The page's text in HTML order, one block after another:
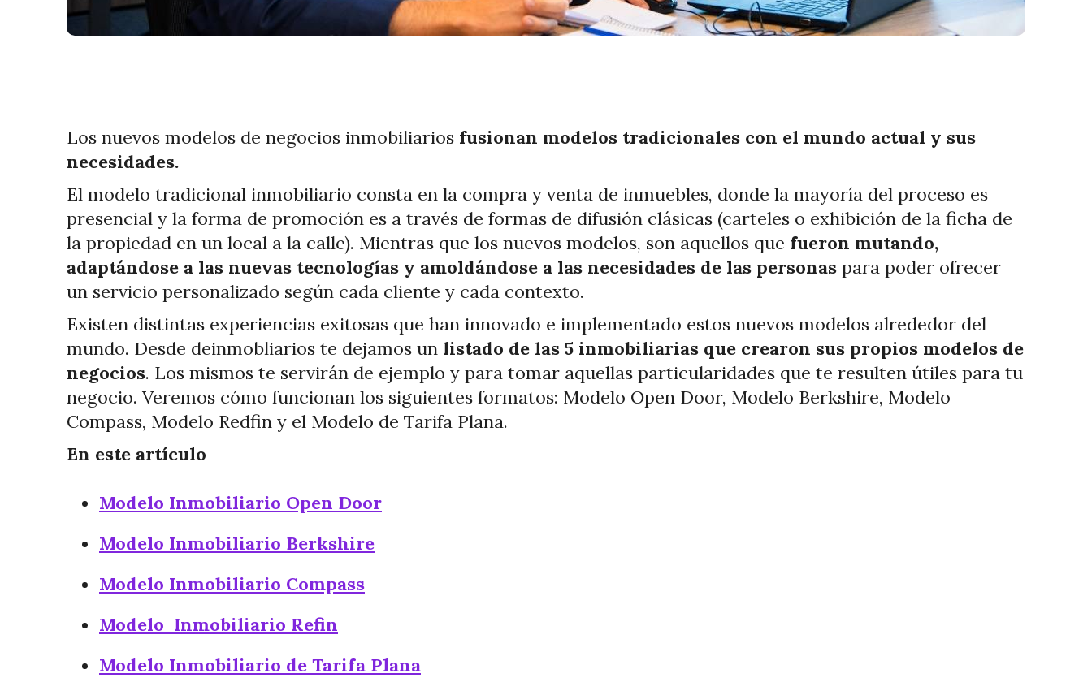
Los nuevos modelos de negocios inmobiliarios fusionan modelos tradicionales con el mundo actual y sus
necesidades.
El modelo tradicional inmobiliario consta en la compra y venta de inmuebles, donde la mayoría del proceso es
presencial y la forma de promoción es a través de formas de difusión clásicas (carteles o exhibición de la ficha de
la propiedad en un local a la calle). Mientras que los nuevos modelos, son aquellos que fueron mutando,
adaptándose a las nuevas tecnologías y amoldándose a las necesidades de las personas para poder ofrecer
un servicio personalizado según cada cliente y cada contexto.
Existen distintas experiencias exitosas que han innovado e implementado estos nuevos modelos alrededor del
mundo. Desde deinmobliarios te dejamos un listado de las 5 inmobiliarias que crearon sus propios modelos de
negocios. Los mismos te servirán de ejemplo y para tomar aquellas particularidades que te resulten útiles para tu
negocio. Veremos cómo funcionan los siguientes formatos: Modelo Open Door, Modelo Berkshire, Modelo
Compass, Modelo Redfin y el Modelo de Tarifa Plana.
En este artículo
Modelo Inmobiliario Open Door
Modelo Inmobiliario Berkshire
Modelo Inmobiliario Compass
Modelo Inmobiliario Refin
Modelo Inmobiliario de Tarifa Plana